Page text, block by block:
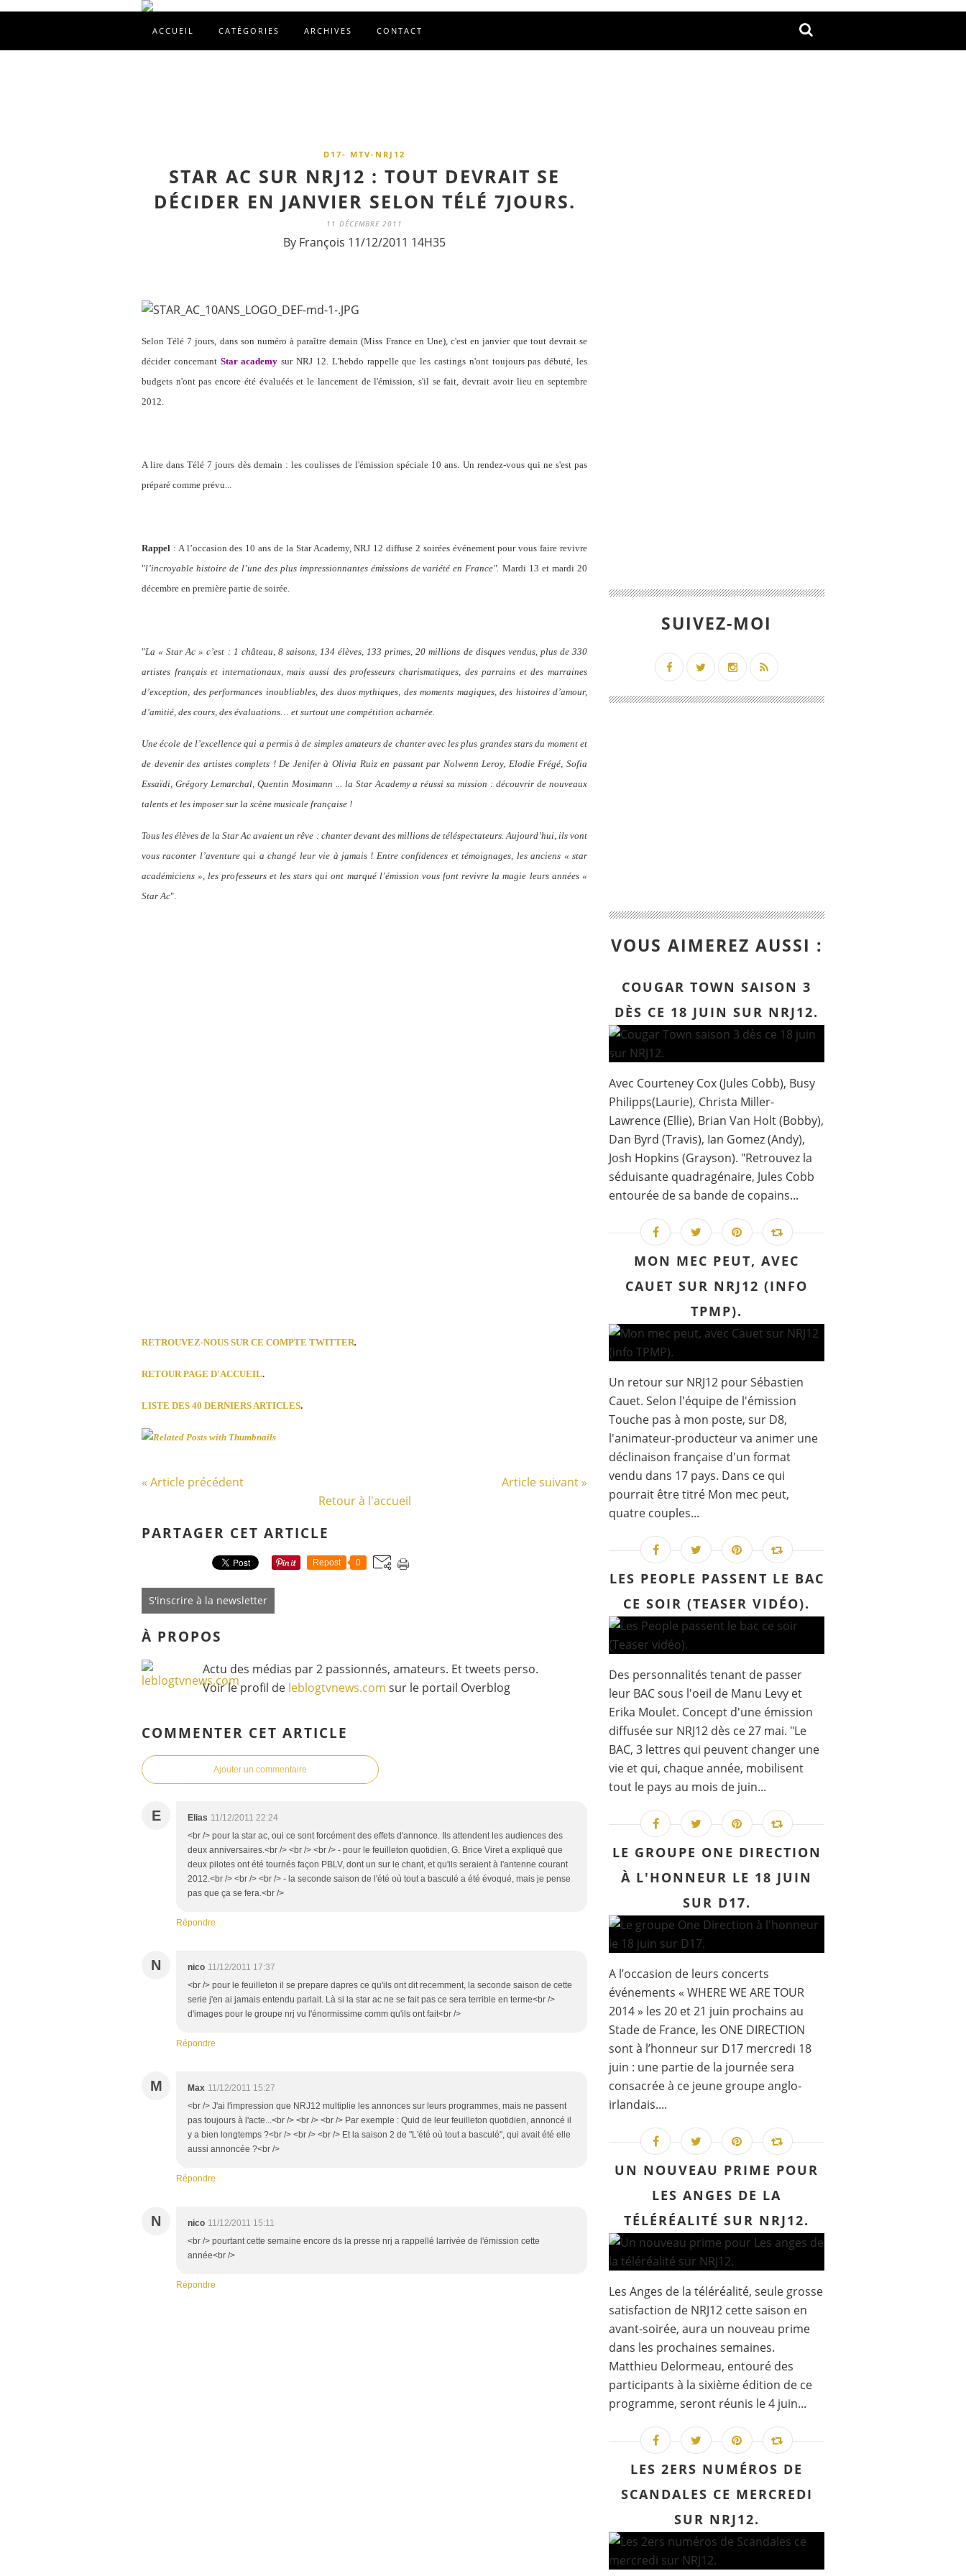
ACCUEIL CATÉGORIES ARCHIVES CONTACT
D17- MTV-NRJ12
STAR AC SUR NRJ12 : TOUT DEVRAIT SE
DÉCIDER EN JANVIER SELON TÉLÉ 7JOURS.
11 DÉCEMBRE 2011
By François 11/12/2011 14H35
Selon Télé 7 jours, dans son numéro à paraître demain (Miss France en Une), c'est en janvier que tout devrait se
décider concernant Star academy sur NRJ 12. L'hebdo rappelle que les castings n'ont toujours pas débuté, les
budgets n'ont pas encore été évaluéés et le lancement de l'émission, s'il se fait, devrait avoir lieu en septembre
2012.
A lire dans Télé 7 jours dès demain : les coulisses de l'émission spéciale 10 ans. Un rendez-vous qui ne s'est pas
préparé comme prévu...
Rappel : A l’occasion des 10 ans de la Star Academy, NRJ 12 diffuse 2 soirées événement pour vous faire revivre
"l’incroyable histoire de l’une des plus impressionnantes émissions de variété en France". Mardi 13 et mardi 20
décembre en première partie de soirée.
"La « Star Ac » c’est : 1 château, 8 saisons, 134 élèves, 133 primes, 20 millions de disques vendus, plus de 330
artistes français et internationaux, mais aussi des professeurs charismatiques, des parrains et des marraines
d’exception, des performances inoubliables, des duos mythiques, des moments magiques, des histoires d’amour,
d’amitié, des cours, des évaluations… et surtout une compétition acharnée.
Une école de l’excellence qui a permis à de simples amateurs de chanter avec les plus grandes stars du moment et
de devenir des artistes complets ! De Jenifer à Olivia Ruiz en passant par Nolwenn Leroy, Elodie Frégé, Sofia
Essaïdi, Grégory Lemarchal, Quentin Mosimann ... la Star Academy a réussi sa mission : découvrir de nouveaux
talents et les imposer sur la scène musicale française !
Tous les élèves de la Star Ac avaient un rêve : chanter devant des millions de téléspectateurs. Aujourd’hui, ils vont
vous raconter l’aventure qui a changé leur vie à jamais ! Entre confidences et témoignages, les anciens « star
académiciens », les professeurs et les stars qui ont marqué l’émission vous font revivre la magie leurs années «
Star Ac".
RETROUVEZ-NOUS SUR CE COMPTE TWITTER.
RETOUR PAGE D'ACCUEIL.
LISTE DES 40 DERNIERS ARTICLES.
« Article précédent
Article suivant »
Retour à l'accueil
PARTAGER CET ARTICLE
Repost 0
S'inscrire à la newsletter
À PROPOS
Actu des médias par 2 passionnés, amateurs. Et tweets perso.
Voir le profil de leblogtvnews.com sur le portail Overblog
COMMENTER CET ARTICLE
Ajouter un commentaire
E Elias 11/12/2011 22:24
<br /> pour la star ac, oui ce sont forcément des effets d'annonce. Ils attendent les audiences des
deux anniversaires.<br /> <br /> <br /> - pour le feuilleton quotidien, G. Brice Viret a expliqué que
deux pilotes ont été tournés façon PBLV, dont un sur le chant, et qu'ils seraient à l'antenne courant
2012.<br /> <br /> <br /> - la seconde saison de l'été où tout a basculé a été évoqué, mais je pense
pas que ça se fera.<br />
Répondre
N nico 11/12/2011 17:37
<br /> pour le feuilleton il se prepare dapres ce qu'ils ont dit recemment, la seconde saison de cette
serie j'en ai jamais entendu parlait. Là si la star ac ne se fait pas ce sera terrible en terme<br />
d'images pour le groupe nrj vu l'énormissime comm qu'ils ont fait<br />
Répondre
M Max 11/12/2011 15:27
<br /> J'ai l'impression que NRJ12 multiplie les annonces sur leurs programmes, mais ne passent
pas toujours à l'acte...<br /> <br /> <br /> Par exemple : Quid de leur feuilleton quotidien, annoncé il
y a bien longtemps ?<br /> <br /> <br /> Et la saison 2 de "L'été où tout a basculé", qui avait été elle
aussi annoncée ?<br />
Répondre
N nico 11/12/2011 15:11
<br /> pourtant cette semaine encore ds la presse nrj a rappellé larrivée de l'émission cette
année<br />
Répondre
SUIVEZ-MOI
VOUS AIMEREZ AUSSI :
COUGAR TOWN SAISON 3
DÈS CE 18 JUIN SUR NRJ12.
Avec Courteney Cox (Jules Cobb), Busy
Philipps(Laurie), Christa Miller-
Lawrence (Ellie), Brian Van Holt (Bobby),
Dan Byrd (Travis), Ian Gomez (Andy),
Josh Hopkins (Grayson). "Retrouvez la
séduisante quadragénaire, Jules Cobb
entourée de sa bande de copains...
MON MEC PEUT, AVEC
CAUET SUR NRJ12 (INFO
TPMP).
Un retour sur NRJ12 pour Sébastien
Cauet. Selon l'équipe de l'émission
Touche pas à mon poste, sur D8,
l'animateur-producteur va animer une
déclinaison française d'un format
vendu dans 17 pays. Dans ce qui
pourrait être titré Mon mec peut,
quatre couples...
LES PEOPLE PASSENT LE BAC
CE SOIR (TEASER VIDÉO).
Des personnalités tenant de passer
leur BAC sous l'oeil de Manu Levy et
Erika Moulet. Concept d'une émission
diffusée sur NRJ12 dès ce 27 mai. "Le
BAC, 3 lettres qui peuvent changer une
vie et qui, chaque année, mobilisent
tout le pays au mois de juin...
LE GROUPE ONE DIRECTION
À L'HONNEUR LE 18 JUIN
SUR D17.
A l’occasion de leurs concerts
événements « WHERE WE ARE TOUR
2014 » les 20 et 21 juin prochains au
Stade de France, les ONE DIRECTION
sont à l’honneur sur D17 mercredi 18
juin : une partie de la journée sera
consacrée à ce jeune groupe anglo-
irlandais....
UN NOUVEAU PRIME POUR
LES ANGES DE LA
TÉLÉRÉALITÉ SUR NRJ12.
Les Anges de la téléréalité, seule grosse
satisfaction de NRJ12 cette saison en
avant-soirée, aura un nouveau prime
dans les prochaines semaines.
Matthieu Delormeau, entouré des
participants à la sixième édition de ce
programme, seront réunis le 4 juin...
LES 2ERS NUMÉROS DE
SCANDALES CE MERCREDI
SUR NRJ12.